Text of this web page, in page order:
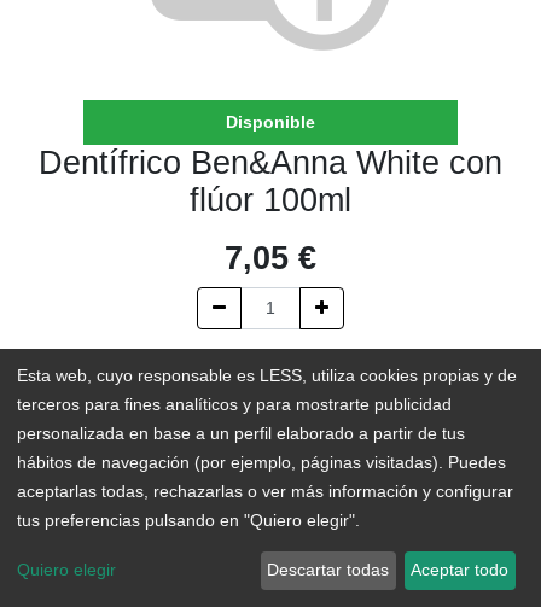
Disponible
Dentífrico Ben&Anna White con
flúor 100ml
7,05 €
AÑADIR AL CARRITO
En existencias
Add to Wishlist
Esta web, cuyo responsable es LESS, utiliza cookies propias y de
terceros para fines analíticos y para mostrarte publicidad
personalizada en base a un perfil elaborado a partir de tus
hábitos de navegación (por ejemplo, páginas visitadas). Puedes
aceptarlas todas, rechazarlas o ver más información y configurar
tus preferencias pulsando en "Quiero elegir".
Quiero elegir Descartar todas Aceptar todo